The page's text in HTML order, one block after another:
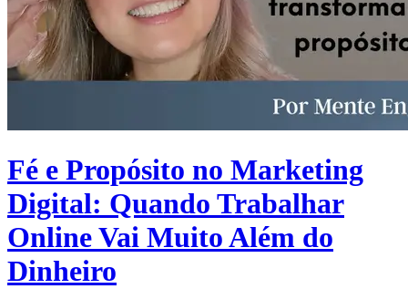
Fé e Propósito no Marketing
Digital: Quando Trabalhar
Online Vai Muito Além do
Dinheiro